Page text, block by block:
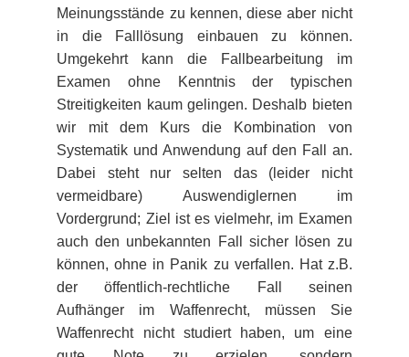
Meinungsstände zu kennen, diese aber nicht
in die Falllösung einbauen zu können.
Umgekehrt kann die Fallbearbeitung im
Examen ohne Kenntnis der typischen
Streitigkeiten kaum gelingen. Deshalb bieten
wir mit dem Kurs die Kombination von
Systematik und Anwendung auf den Fall an.
Dabei steht nur selten das (leider nicht
vermeidbare) Auswendiglernen im
Vordergrund; Ziel ist es vielmehr, im Examen
auch den unbekannten Fall sicher lösen zu
können, ohne in Panik zu verfallen. Hat z.B.
der öffentlich-rechtliche Fall seinen
Aufhänger im Waffenrecht, müssen Sie
Waffenrecht nicht studiert haben, um eine
Leipzig
Lüneburg
Mainz
Mannheim
Marburg
München
Münster
Osnabrück